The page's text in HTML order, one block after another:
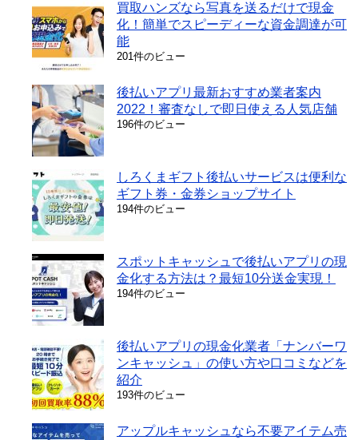
買取ハンズなら写真を送るだけで現金
化！簡単でスピーディーな資金調達が可
能
201件のビュー
後払いアプリ最新おすすめ業者案内
2022！審査なしで即日使える人気店舗
196件のビュー
しろくまギフト後払いサービスは便利な
ギフト券・金券ショップサイト
194件のビュー
スポットキャッシュで後払いアプリの現
金化する方法は？最短10分送金実現！
194件のビュー
後払いアプリの現金化業者「ナンバーワ
ンキャッシュ」の使い方や口コミなどを
紹介
193件のビュー
アップルキャッシュなら不要アイテム売